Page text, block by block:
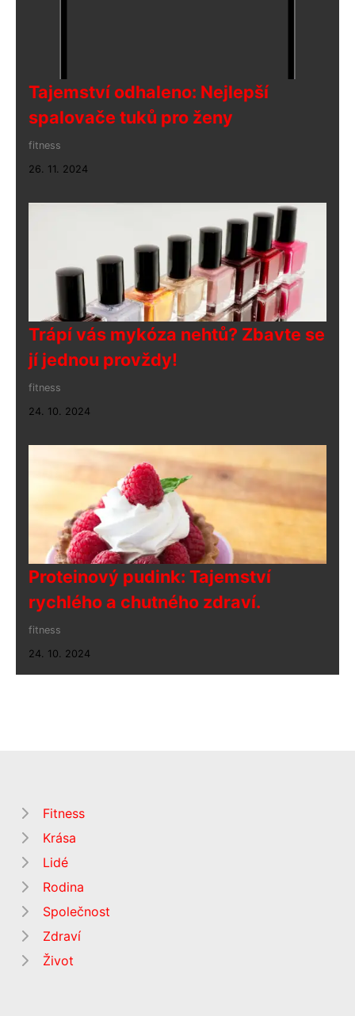
Tajemství odhaleno: Nejlepší
spalovače tuků pro ženy
fitness
26. 11. 2024
Trápí vás mykóza nehtů? Zbavte se
jí jednou provždy!
fitness
24. 10. 2024
Proteinový pudink: Tajemství
rychlého a chutného zdraví.
fitness
24. 10. 2024
Fitness
Krása
Lidé
Rodina
Společnost
Zdraví
Život